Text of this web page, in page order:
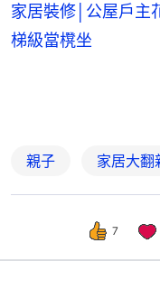
家居裝修│公屋戶
梯級當櫈坐
親子 家居大翻
7